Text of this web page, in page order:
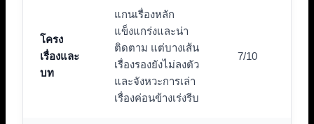
โครง
เรื่องและ
บท
แกนเรื่องหลัก
แข็งแกร่งและน่า
ติดตาม แต่บางเส้น
เรื่องรองยังไม่ลงตัว
และจังหวะการเล่า
เรื่องค่อนข้างเร่งรีบ
7/10